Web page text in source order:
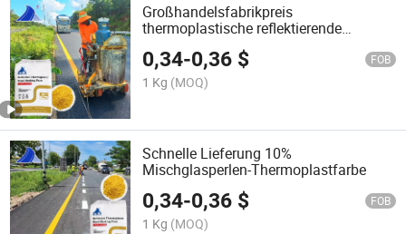
Großhandelsfabrikpreis
thermoplastische reflektierende
Straßenmarkierungsfarbe BS3262
hochreflektierende Straßenfarbe
0,34-0,36 $ FOB
1 Kg (MOQ)
Schnelle Lieferung 10%
Mischglasperlen-Thermoplastfarbe
0,34-0,36 $ FOB
1 Kg (MOQ)